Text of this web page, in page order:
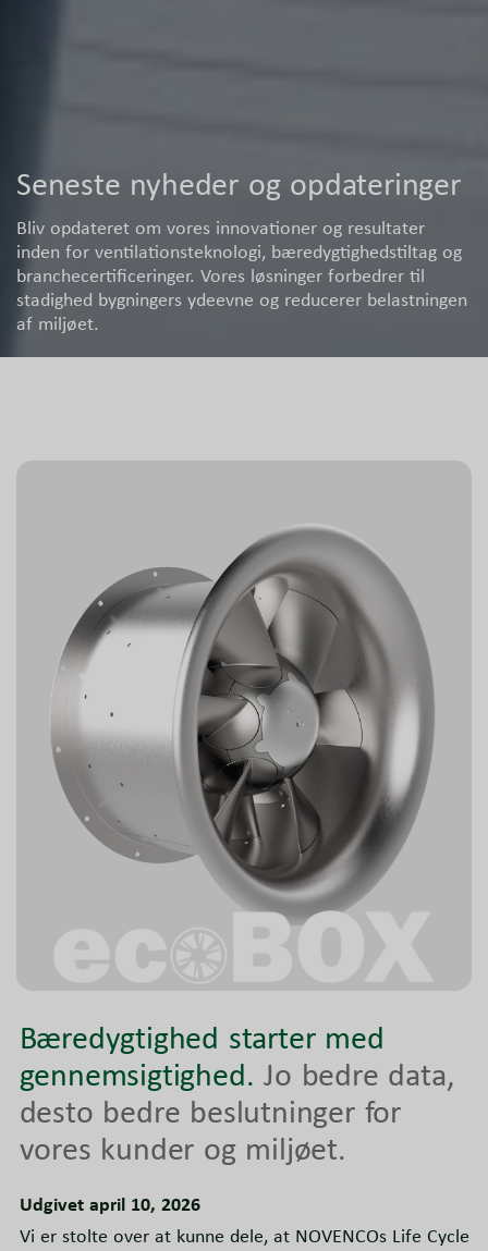
Seneste nyheder og opdateringer
Bliv opdateret om vores innovationer og resultater
inden for ventilationsteknologi, bæredygtighedstiltag og
branchecertificeringer. Vores løsninger forbedrer til
stadighed bygningers ydeevne og reducerer belastningen
af miljøet.
Bæredygtighed starter med
gennemsigtighed.Jo bedre data,
desto bedre beslutninger for
vores kunder og miljøet.
Udgivet april 10, 2026
Vi er stolte over at kunne dele, at NOVENCOs Life Cycle